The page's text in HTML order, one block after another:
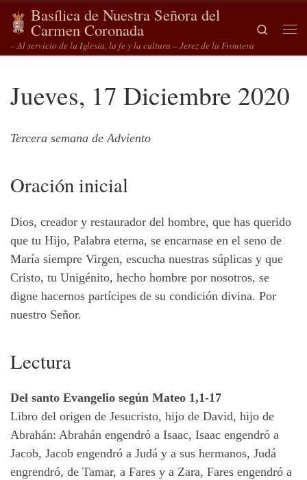
Saltar al contenido
Basílica de Nuestra Señora del
Carmen Coronada
– Al servicio de la Iglesia, la fe y la cultura – Jerez de la Frontera
Search
Jueves, 17 Diciembre 2020
Tercera semana de Adviento
Oración inicial
Dios, creador y restaurador del hombre, que has querido
que tu Hijo, Palabra eterna, se encarnase en el seno de
María siempre Virgen, escucha nuestras súplicas y que
Cristo, tu Unigénito, hecho hombre por nosotros, se
digne hacernos partícipes de su condición divina. Por
nuestro Señor.
Lectura
Del santo Evangelio según Mateo 1,1-17
Libro del origen de Jesucristo, hijo de David, hijo de
Abrahán: Abrahán engendró a Isaac, Isaac engendró a
Jacob, Jacob engendró a Judá y a sus hermanos, Judá
engrendró, de Tamar, a Fares y a Zara, Fares engendró a